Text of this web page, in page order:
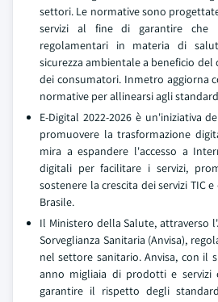
settori. Le normative sono
servizi al fine di garantire che
regolamentari in materia di
sicurezza ambientale a beneficio
dei consumatori. Inmetro aggiorna
normative per allinearsi agli
E-Digital 2022-2026 è un'iniziativa
promuovere la trasformazione
mira a espandere l'accesso a
digitali per facilitare i servizi,
sostenere la crescita dei servizi TIC
Brasile.
Il Ministero della Salute, attraverso
Sorveglianza Sanitaria (Anvisa),
nel settore sanitario. Anvisa, con il
anno migliaia di prodotti e servizi
garantire il rispetto degli